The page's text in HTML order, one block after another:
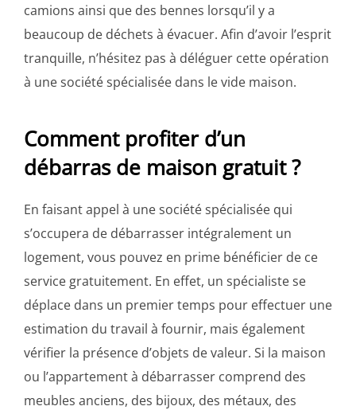
camions ainsi que des bennes lorsqu’il y a
beaucoup de déchets à évacuer. Afin d’avoir l’esprit
tranquille, n’hésitez pas à déléguer cette opération
à une société spécialisée dans le vide maison.
Comment profiter d’un
débarras de maison gratuit ?
En faisant appel à une société spécialisée qui
s’occupera de débarrasser intégralement un
logement, vous pouvez en prime bénéficier de ce
service gratuitement. En effet, un spécialiste se
déplace dans un premier temps pour effectuer une
estimation du travail à fournir, mais également
vérifier la présence d’objets de valeur. Si la maison
ou l’appartement à débarrasser comprend des
meubles anciens, des bijoux, des métaux, des